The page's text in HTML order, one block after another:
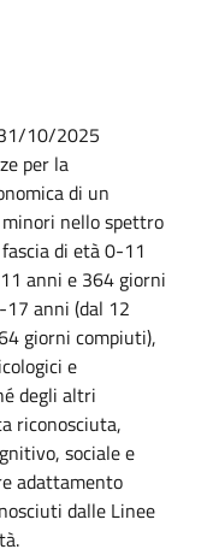
10/2025
per la
di un
nello spettro
di età 0-11
anni e 364 giorni
anni (dal 12
giorni compiuti),
e
degli altri
riconosciuta,
sociale e
adattamento
dalle Linee